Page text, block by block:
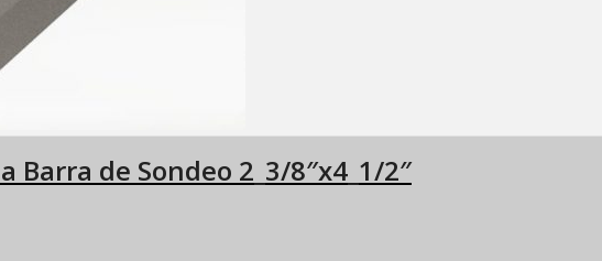
Barra de Sondeo 2_3/8″x4_1/2″